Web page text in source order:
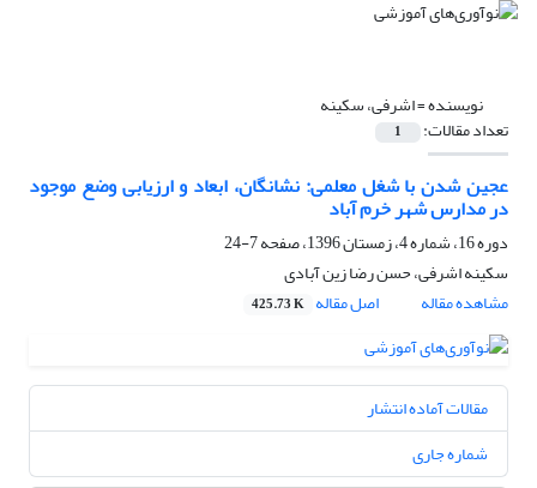
نویسنده =اشرفی، سکینه
تعداد مقالات: 1
عجین شدن با شغل معلمی: نشانگان، ابعاد و ارزیابی وضع موجود
در مدارس شهر خرم آباد
دوره 16، شماره 4، زمستان 1396، صفحه
7-24
سکینه اشرفی، حسن رضا زین آبادی
مشاهده مقاله
اصل مقاله 425.73 K
مقالات آماده انتشار
شماره جاری